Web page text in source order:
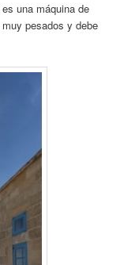
una máquina de
pesados y debe